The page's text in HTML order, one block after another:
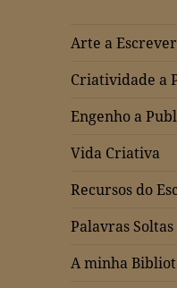
Arte a Escrever
Criatividade a
Engenho a
Vida Criativa
Recursos do
Palavras Soltas
A minha